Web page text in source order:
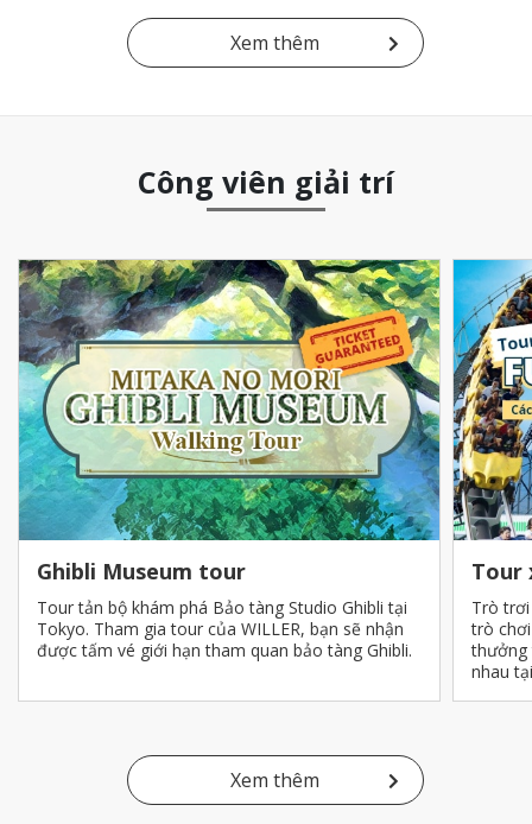
Xem thêm
Công viên giải trí
Ghibli Museum tour
Tour tản bộ khám phá Bảo tàng Studio Ghibli tại
Tokyo. Tham gia tour của WILLER, bạn sẽ nhận
được tấm vé giới hạn tham quan bảo tàng Ghibli.
Tour
Trò
trò
thưởng
nhau
Xem thêm